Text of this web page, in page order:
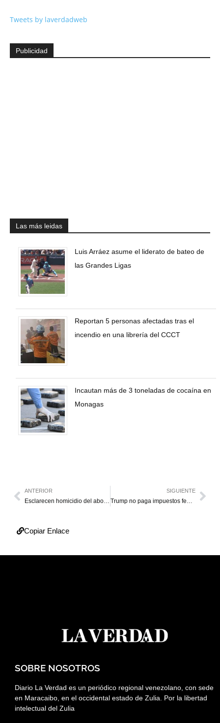
Tweets by laverdadweb
Publicidad
Las más leidas
Luis Arráez asume el liderato de bateo de
las Grandes Ligas
Reportan 5 personas afectadas tras el
incendio en una librería del CCCT
Incautan más de 3 toneladas de cocaína en
Monagas
ANTERIOR SIGUIENTE
Copiar Enlace
SOBRE NOSOTROS
Diario La Verdad es un periódico regional venezolano, con sede
en Maracaibo, en el occidental estado de Zulia. Por la libertad
intelectual del Zulia